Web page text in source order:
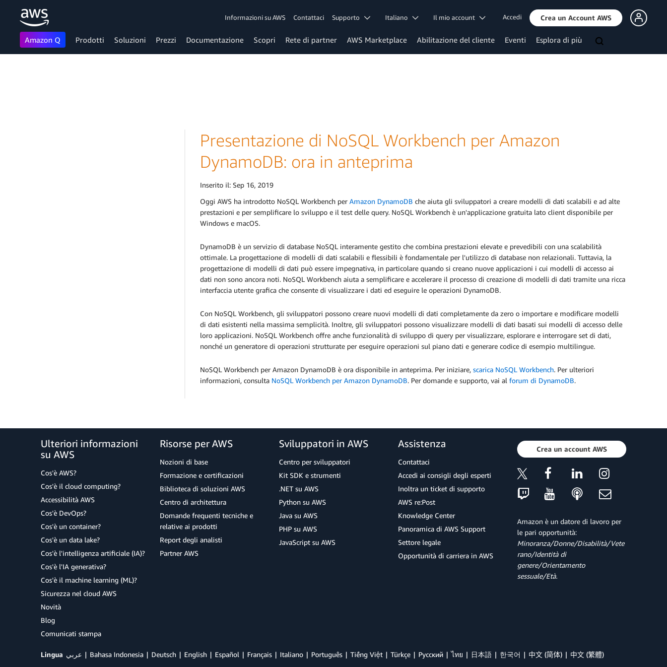
Informazioni su AWS Contattaci Supporto Italiano Il mio account Accedi Crea un Account AWS
Amazon Q Prodotti Soluzioni Prezzi Documentazione Scopri Rete di partner AWS Marketplace Abilitazione del cliente Eventi Esplora di più
Presentazione di NoSQL Workbench per Amazon
DynamoDB: ora in anteprima
Inserito il: Sep 16, 2019
Oggi AWS ha introdotto NoSQL Workbench per Amazon DynamoDB che aiuta gli sviluppatori a creare modelli di dati scalabili e ad alte
prestazioni e per semplificare lo sviluppo e il test delle query. NoSQL Workbench è un'applicazione gratuita lato client disponibile per
Windows e macOS.
DynamoDB è un servizio di database NoSQL interamente gestito che combina prestazioni elevate e prevedibili con una scalabilità
ottimale. La progettazione di modelli di dati scalabili e flessibili è fondamentale per l'utilizzo di database non relazionali. Tuttavia, la
progettazione di modelli di dati può essere impegnativa, in particolare quando si creano nuove applicazioni i cui modelli di accesso ai
dati non sono ancora noti. NoSQL Workbench aiuta a semplificare e accelerare il processo di creazione di modelli di dati tramite una ricca
interfaccia utente grafica che consente di visualizzare i dati ed eseguire le operazioni DynamoDB.
Con NoSQL Workbench, gli sviluppatori possono creare nuovi modelli di dati completamente da zero o importare e modificare modelli
di dati esistenti nella massima semplicità. Inoltre, gli sviluppatori possono visualizzare modelli di dati basati sui modelli di accesso delle
loro applicazioni. NoSQL Workbench offre anche funzionalità di sviluppo di query per visualizzare, esplorare e interrogare set di dati,
nonché un generatore di operazioni strutturate per eseguire operazioni sul piano dati e generare codice di esempio multilingue.
NoSQL Workbench per Amazon DynamoDB è ora disponibile in anteprima. Per iniziare, scarica NoSQL Workbench. Per ulteriori
informazioni, consulta NoSQL Workbench per Amazon DynamoDB. Per domande e supporto, vai al forum di DynamoDB.
Ulteriori informazioni
su AWS
Cos'è AWS?
Cos'è il cloud computing?
Accessibilità AWS
Cos'è DevOps?
Cos'è un container?
Cos'è un data lake?
Cos'è l'intelligenza artificiale (IA)?
Cos'è l'IA generativa?
Cos'è il machine learning (ML)?
Sicurezza nel cloud AWS
Novità
Blog
Comunicati stampa
Risorse per AWS
Nozioni di base
Formazione e certificazioni
Biblioteca di soluzioni AWS
Centro di architettura
Domande frequenti tecniche e
relative ai prodotti
Report degli analisti
Partner AWS
Sviluppatori in AWS
Centro per sviluppatori
Kit SDK e strumenti
.NET su AWS
Python su AWS
Java su AWS
PHP su AWS
JavaScript su AWS
Assistenza
Contattaci
Accedi ai consigli degli esperti
Inoltra un ticket di supporto
AWS re:Post
Knowledge Center
Panoramica di AWS Support
Settore legale
Opportunità di carriera in AWS
Crea un account AWS
Amazon è un datore di lavoro per
le pari opportunità:
Minoranza/Donne/Disabilità/Vete
rano/Identità di
genere/Orientamento
sessuale/Età.
Lingua عربي Bahasa Indonesia Deutsch English Español Français Italiano Português Tiếng Việt Türkçe Ρусский ไทย 日本語 한국어 中文 (简体) 中文 (繁體)